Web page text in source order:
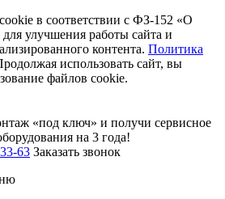
в соответствии с ФЗ-152 «О
улучшения работы сайта и
контента. Политика
использовать сайт, вы
файлов cookie.
«под ключ» и получи сервисное
на 3 года!
63 Заказать звонок